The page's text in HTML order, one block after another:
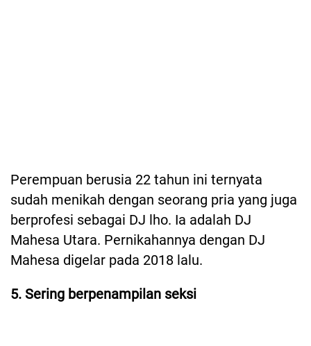
Perempuan berusia 22 tahun ini ternyata
sudah menikah dengan seorang pria yang juga
berprofesi sebagai DJ lho. Ia adalah DJ
Mahesa Utara. Pernikahannya dengan DJ
Mahesa digelar pada 2018 lalu.
5. Sering berpenampilan seksi